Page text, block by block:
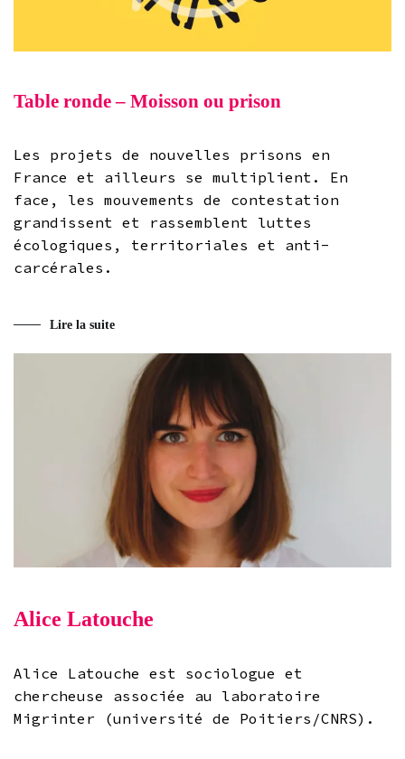
Table ronde – Moisson ou prison
Les projets de nouvelles prisons en
France et ailleurs se multiplient. En
face, les mouvements de contestation
grandissent et rassemblent luttes
écologiques, territoriales et anti-
carcérales.
Lire la suite
Alice Latouche
Alice Latouche est sociologue et
chercheuse associée au laboratoire
Migrinter (université de Poitiers/CNRS).